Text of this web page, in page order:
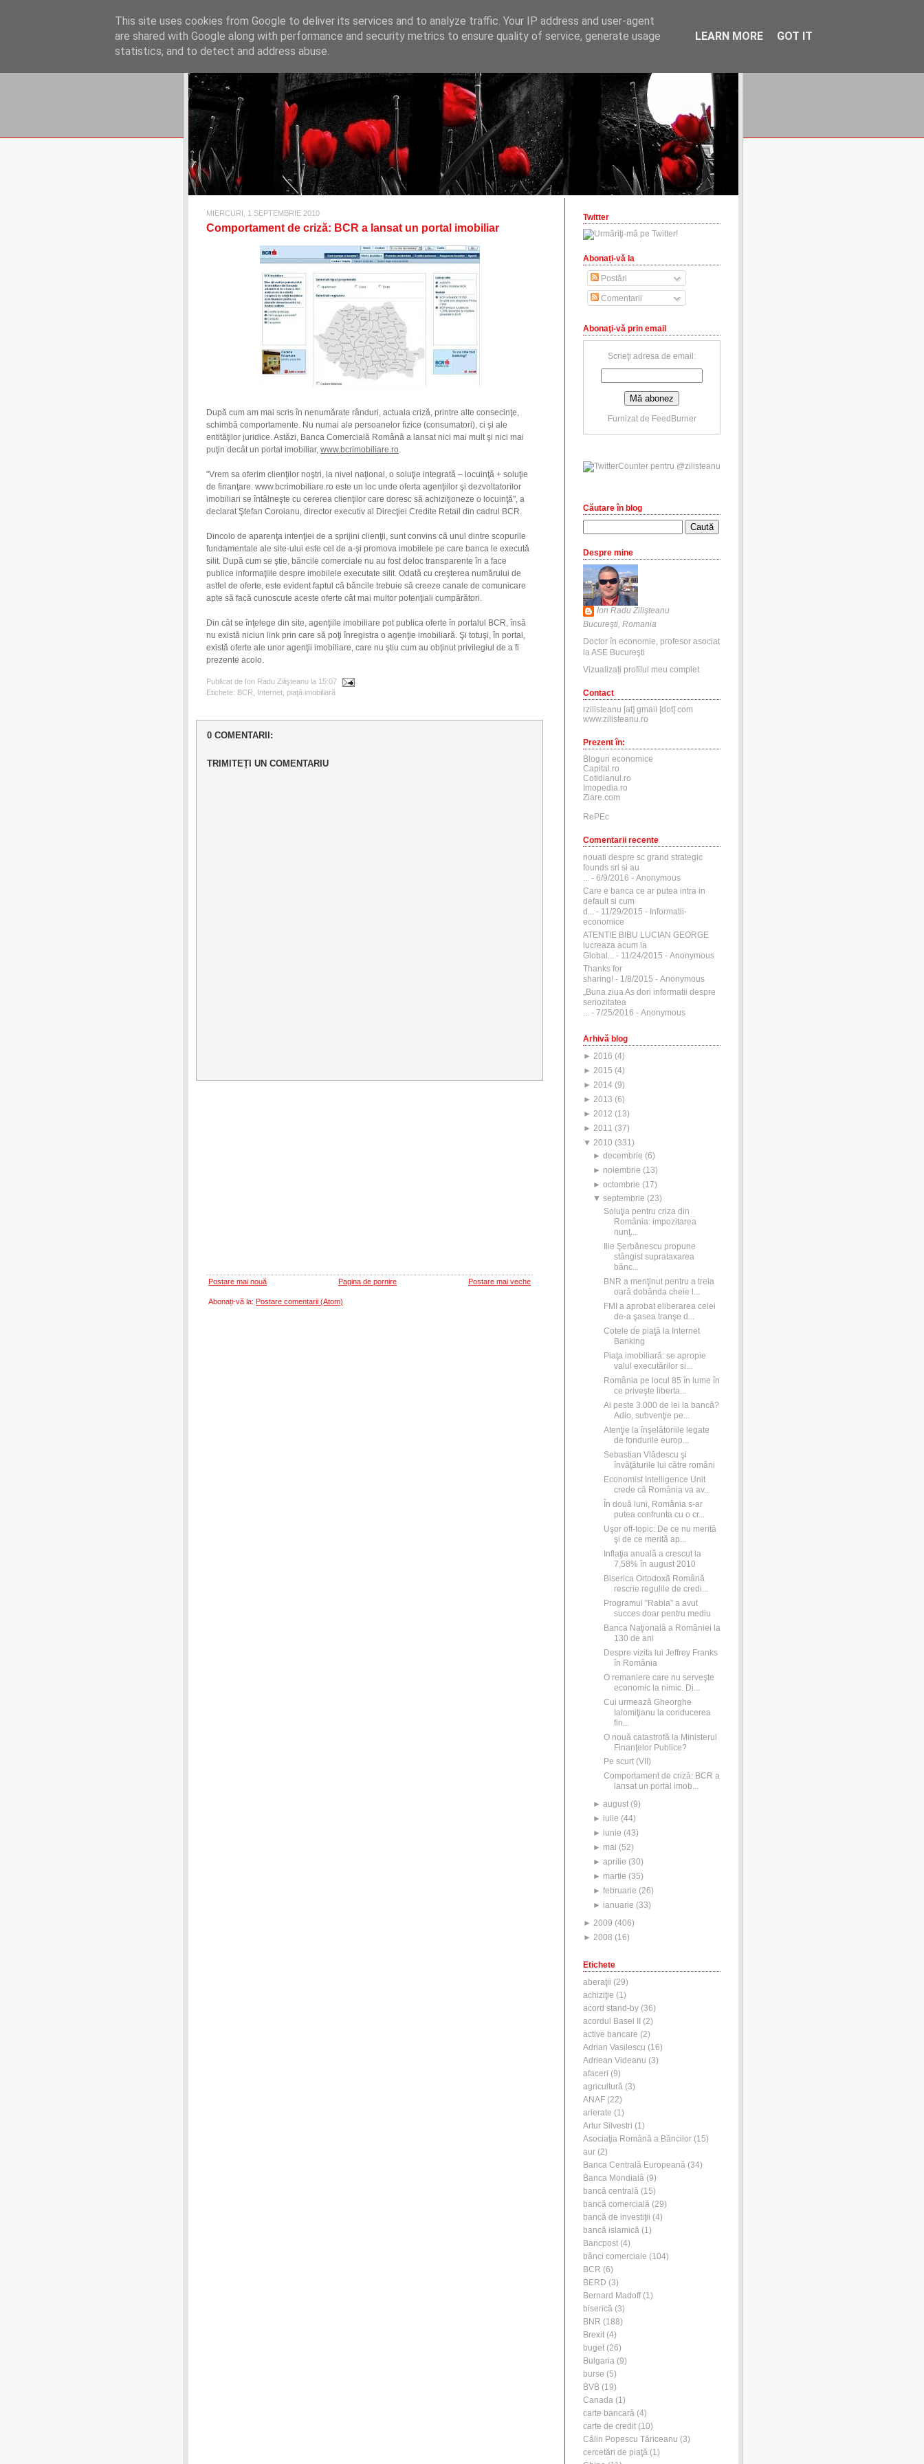
REFLECŢII ECONOMICE
blog de reflecţii, informaţii şi opinii economice
MIERCURI, 1 SEPTEMBRIE 2010
Comportament de criză: BCR a lansat un portal imobiliar
După cum am mai scris în nenumărate rânduri, actuala criză, printre alte consecinţe,
schimbă comportamente. Nu numai ale persoanelor fizice (consumatori), ci şi ale
entităţilor juridice. Astăzi, Banca Comercială Română a lansat nici mai mult şi nici mai
puţin decât un portal imobiliar, www.bcrimobiliare.ro.
"Vrem sa oferim clienţilor noştri, la nivel naţional, o soluţie integrată – locuinţă + soluţie
de finanţare. www.bcrimobiliare.ro este un loc unde oferta agenţiilor şi dezvoltatorilor
imobiliari se întâlneşte cu cererea clienţilor care doresc să achiziţioneze o locuinţă", a
declarat Ştefan Coroianu, director executiv al Direcţiei Credite Retail din cadrul BCR.
Dincolo de aparenţa intenţiei de a sprijini clienţii, sunt convins că unul dintre scopurile
fundamentale ale site-ului este cel de a-şi promova imobilele pe care banca le execută
silit. După cum se ştie, băncile comerciale nu au fost deloc transparente în a face
publice informaţiile despre imobilele executate silit. Odată cu creşterea numărului de
astfel de oferte, este evident faptul că băncile trebuie să creeze canale de comunicare
apte să facă cunoscute aceste oferte cât mai multor potenţiali cumpărători.
Din cât se înţelege din site, agenţiile imobiliare pot publica oferte în portalul BCR, însă
nu există niciun link prin care să poţi înregistra o agenţie imobiliară. Şi totuşi, în portal,
există oferte ale unor agenţii imobiliare, care nu ştiu cum au obţinut privilegiul de a fi
prezente acolo.
Publicat de Ion Radu Zilişteanu la 15:07
Etichete: BCR Internet piaţă imobiliară
0 COMENTARII:
TRIMITEȚI UN COMENTARIU
Postare mai nouă Postare mai veche
Pagina de pornire
Abonați-vă la: Postare comentarii (Atom)
Twitter
Abonați-vă la
Postări
Comentarii
Abonaţi-vă prin email
Scrieţi adresa de email:
Furnizat de FeedBurner
Căutare în blog
Despre mine
Ion Radu Zilişteanu
Bucureşti, Romania
Doctor în economie, profesor asociat
la ASE Bucureşti
Vizualizați profilul meu complet
Contact
rzilisteanu [at] gmail [dot] com
www.zilisteanu.ro
Prezent în:
Bloguri economice
Capital.ro
Cotidianul.ro
Imopedia.ro
Ziare.com
RePEc
Comentarii recente
nouati despre sc grand strategic
founds srl si au
... - 6/9/2016 - Anonymous
Care e banca ce ar putea intra in
default si cum
d... - 11/29/2015 - Informatii-
economice
ATENTIE BIBU LUCIAN GEORGE
lucreaza acum la
Global... - 11/24/2015 - Anonymous
Thanks for
sharing! - 1/8/2015 - Anonymous
„Buna ziua As dori informatii despre
seriozitatea
... - 7/25/2016 - Anonymous
Arhivă blog
► 2016 (4)
► 2015 (4)
► 2014 (9)
► 2013 (6)
► 2012 (13)
► 2011 (37)
▼ 2010 (331 )
►decembrie (6)
► noiembrie (13)
►octombrie (17)
▼septembrie (23)
Soluţia pentru criza din
România: impozitarea
nunţ...
Ilie Şerbănescu propune
stângist suprataxarea
bănc...
BNR a menţinut pentru a treia
oară dobânda cheie l...
FMI a aprobat eliberarea celei
de-a şasea tranşe d...
Cotele de piaţă la Internet
Banking
Piaţa imobiliară: se apropie
valul executărilor si...
România pe locul 85 în lume în
ce priveşte liberta...
Ai peste 3.000 de lei la bancă?
Adio, subvenţie pe...
Atenţie la înşelătoriile legate
de fondurile europ...
Sebastian Vlădescu şi
învăţăturile lui către români
Economist Intelligence Unit
crede că România va av...
În două luni, România s-ar
putea confrunta cu o cr...
Uşor off-topic: De ce nu merită
şi de ce merită ap...
Inflaţia anuală a crescut la
7,58% în august 2010
Biserica Ortodoxă Română
rescrie regulile de credi...
Programul "Rabla" a avut
succes doar pentru mediu
Banca Naţională a României la
130 de ani
Despre vizita lui Jeffrey Franks
în România
O remaniere care nu serveşte
economic la nimic. Di...
Cui urmează Gheorghe
Ialomiţianu la conducerea
fin...
O nouă catastrofă la Ministerul
Finanţelor Publice?
Pe scurt (VII)
Comportament de criză: BCR a
lansat un portal imob...
►august (9)
► iulie (44)
► iunie (43)
► mai (52)
►aprilie (30)
► martie (35)
►februarie (26)
► ianuarie (33)
► 2009 (406)
► 2008 (16)
Etichete
aberaţii (29)
achiziţie (1)
acord stand-by (36)
acordul Basel II (2)
active bancare (2)
Adrian Vasilescu (16)
Adriean Videanu (3)
afaceri (9)
agricultură (3)
ANAF (22)
arierate (1)
Artur Silvestri (1)
Asociaţia Română a Băncilor (15)
aur (2)
Banca Centrală Europeană (34)
Banca Mondială (9)
bancă centrală (15)
bancă comercială (29)
bancă de investiţii (4)
bancă islamică (1)
Bancpost (4)
bănci comerciale (104)
BCR (6)
BERD (3)
Bernard Madoff(1)
biserică (3)
BNR (188)
Brexit (4)
buget (26)
Bulgaria (9)
burse (5)
BVB (19)
Canada (1)
carte bancară (4)
carte de credit (10)
Călin Popescu Tăriceanu (3)
cercetări de piaţă (1)
This site uses cookies from Google to deliver its services and to analyze traffic. Your IP address and user-agent
are shared with Google along with performance and security metrics to ensure quality of service, generate usage
statistics, and to detect and address abuse.
LEARN MORE GOT IT